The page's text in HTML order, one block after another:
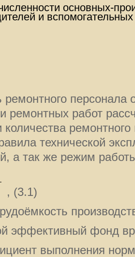
основных-
и
ремонтного персонала
ремонтных работ
количества
технической
а так же режим
, (3.1)
эффективный фонд
выполнения